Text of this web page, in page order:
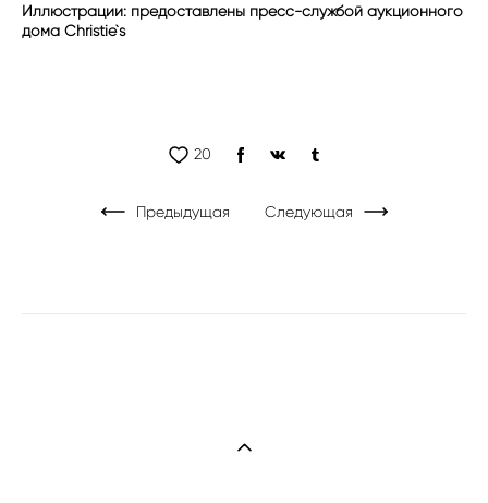
Иллюстрации: предоставлены пресс-службой аукционного
дома Christie`s
20
Предыдущая Следующая